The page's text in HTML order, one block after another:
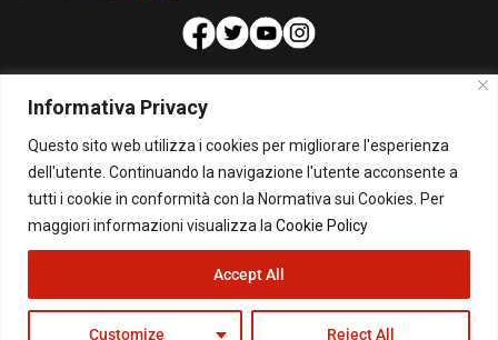
Informativa Privacy
Questo sito web utilizza i cookies per migliorare l'esperienza
dell'utente. Continuando la navigazione l'utente acconsente a
tutti i cookie in conformità con la Normativa sui Cookies. Per
maggiori informazioni visualizza la Cookie Policy
Customize Reject All
Accept All
PUBBLICITA'
Per la tua pubblicità su questo Blog:
pubblicita@beppegrillo.it
© Copyright 2026 - Il Blog di Beppe Grillo. All Rights Reserved - Powered by
happygrafic.com